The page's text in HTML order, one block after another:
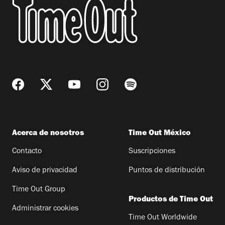
Acerca de nosotros
Contacto
Aviso de privacidad
Time Out Group
Administrar cookies
Time Out México
Suscripciones
Puntos de distribución
Productos de Time Out
Time Out Worldwide